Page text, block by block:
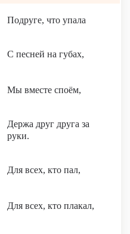
Подруге, что упала
С песней на губах,
Мы вместе споём,
Держа друг друга за
руки.
Для всех, кто пал,
Для всех, кто плакал,